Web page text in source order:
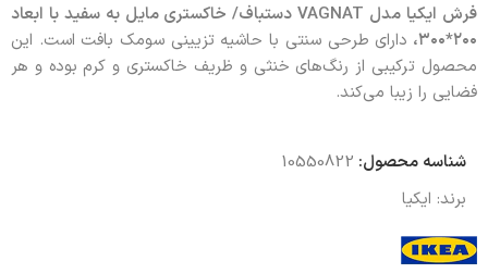
فرش ایکیا مدل VAGNATدستباف/ خاکستری مایل به سفید با ابعاد
۲۰۰*۳۰۰،
دارای طرحی سنتی با حاشیه تزیینی سومک بافت است. این
محصول ترکیبی از رنگ‌های خنثی و ظریف خاکستری و کرم بوده و هر
فضایی را زیبا می‌کند.
شناسه محصول: 10550822
برند: ایکیا